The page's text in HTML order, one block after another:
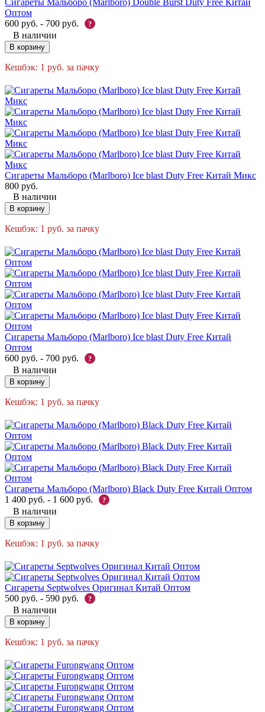
Оптом
600 руб. - 700 руб. ?
В наличии
В корзину
Кешбэк: 1 руб. за пачку
Сигареты Мальборо (Marlboro) Ice blast Duty Free Китай Микс
800 руб.
В наличии
В корзину
Кешбэк: 1 руб. за пачку
Сигареты Мальборо (Marlboro) Ice blast Duty Free Китай
Оптом
600 руб. - 700 руб. ?
В наличии
В корзину
Кешбэк: 1 руб. за пачку
Сигареты Мальборо (Marlboro) Black Duty Free Китай Оптом
1 400 руб. - 1 600 руб. ?
В наличии
В корзину
Кешбэк: 1 руб. за пачку
Сигареты Septwolves Оригинал Китай Оптом
500 руб. - 590 руб. ?
В наличии
В корзину
Кешбэк: 1 руб. за пачку